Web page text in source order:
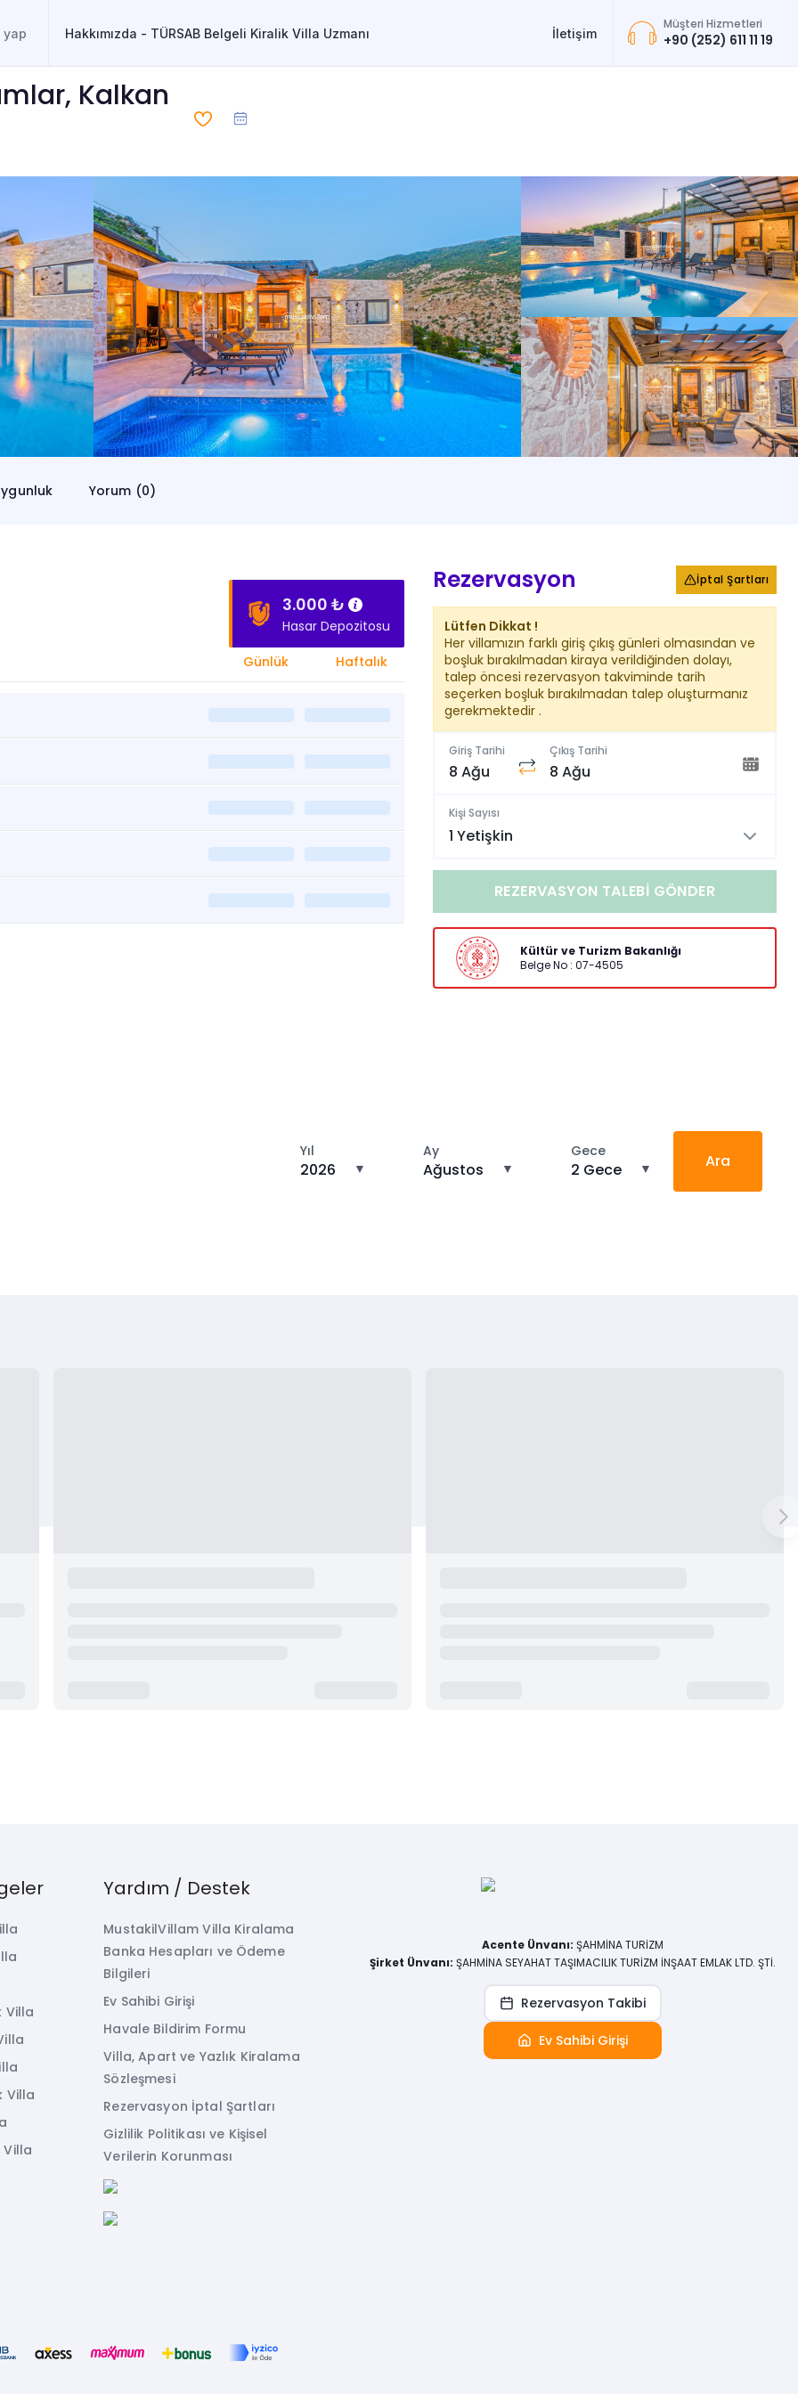
Hakkımızda - TÜRSAB Belgeli Kiralik Villa Uzmanı İletişim
Müşteri Hizmetleri
+90 (252) 611 11 19
Kalkan
Yorum (0)
3.000 ₺
Hasar Depozitosu
Günlük Haftalık
Rezervasyon İptal Şartları
Lütfen Dikkat !
Her villamızın farklı giriş çıkış günleri olmasından ve
boşluk bırakılmadan kiraya verildiğinden dolayı,
talep öncesi rezervasyon takviminde tarih
seçerken boşluk bırakılmadan talep oluşturmanız
gerekmektedir .
Giriş Tarihi
8 Ağu
Çıkış Tarihi
8 Ağu
Kişi Sayısı
1 Yetişkin
REZERVASYON TALEBI GÖNDER
Kültür ve Turizm Bakanlığı
Belge No : 07-4505
Yıl
2026 ▼
Ay
Ağustos ▼
Gece
2 Gece ▼ Ara
Villa
Villa
Villa
Yardım / Destek
MustakilVillam Villa Kiralama
Banka Hesapları ve Ödeme
Bilgileri
Ev Sahibi Girişi
Havale Bildirim Formu
Villa, Apart ve Yazlık Kiralama
Sözleşmesi
Rezervasyon İptal Şartları
Gizlilik Politikası ve Kişisel
Verilerin Korunması
Acente Ünvanı: ŞAHMİNA TURİZM
Şirket Ünvanı: ŞAHMİNA SEYAHAT TAŞIMACILIK TURİZM İNŞAAT EMLAK LTD. ŞTİ.
Rezervasyon Takibi
Ev Sahibi Girişi